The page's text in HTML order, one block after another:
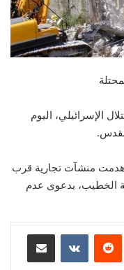
الإسرائيلي، اليوم
هدمت منشآت تجارية قرب
الخطيب، بدعوى عدم
مشاركة عبر البريد